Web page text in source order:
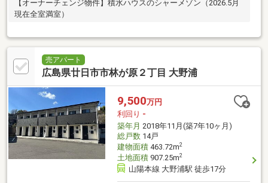
【オーナーチェンジ物件】積水ハウスのシャーメゾン（2026.5月
現在全室満室）
売アパート
広島県廿日市市林が原２丁目 大野浦
9,500万円
利回り -
築年月 2018年11月(築7年10ヶ月)
総戸数14戸
建物面積463.72m2
土地面積907.25m2
山陽本線 大野浦駅 徒歩17分